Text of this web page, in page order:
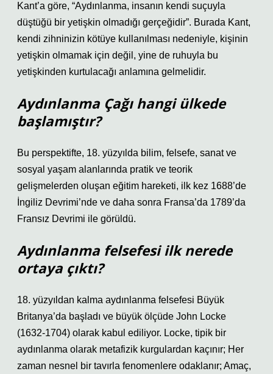
Kant’a göre, “Aydınlanma, insanın kendi suçuyla
düştüğü bir yetişkin olmadığı gerçeğidir”. Burada Kant,
kendi zihninizin kötüye kullanılması nedeniyle, kişinin
yetişkin olmamak için değil, yine de ruhuyla bu
yetişkinden kurtulacağı anlamına gelmelidir.
Aydınlanma Çağı hangi ülkede
başlamıştır?
Bu perspektifte, 18. yüzyılda bilim, felsefe, sanat ve
sosyal yaşam alanlarında pratik ve teorik
gelişmelerden oluşan eğitim hareketi, ilk kez 1688’de
İngiliz Devrimi’nde ve daha sonra Fransa’da 1789’da
Fransız Devrimi ile görüldü.
Aydınlanma felsefesi ilk nerede
ortaya çıktı?
18. yüzyıldan kalma aydınlanma felsefesi Büyük
Britanya’da başladı ve büyük ölçüde John Locke
(1632-1704) olarak kabul ediliyor. Locke, tipik bir
aydınlanma olarak metafizik kurgulardan kaçınır; Her
zaman nesnel bir tavırla fenomenlere odaklanır; Amaç,